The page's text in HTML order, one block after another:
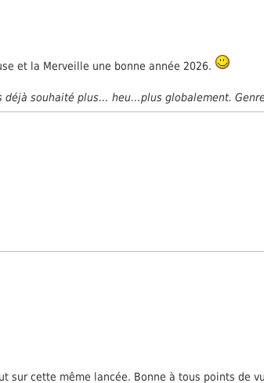
et la Merveille une bonne année 2026.
déjà souhaité plus… heu…plus globalement.
sur cette même lancée. Bonne à tous points de